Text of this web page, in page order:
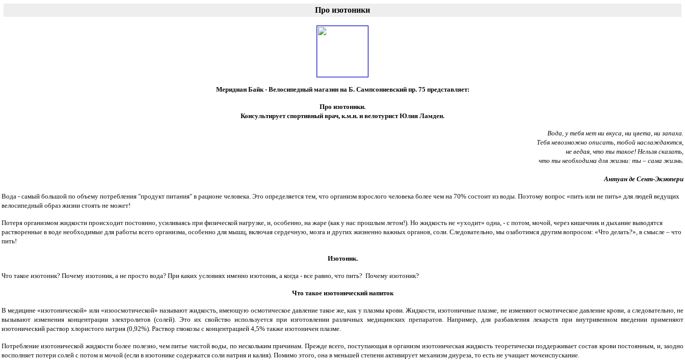
Про изотоники
Меридиан Байк - Велосипедный магазин на Б. Сампсониевский пр. 75 представляет:
Про изотоники.
Консультирует спортивный врач, к.м.н. и велотурист Юлия Ламден.
Вода, у тебя нет ни вкуса, ни цвета, ни запаха.
Тебя невозможно описать, тобой наслаждаются,
не ведая, что ты такое! Нельзя сказать,
что ты необходима для жизни: ты – сама жизнь.
Антуан де Сент-Экзюпери
Вода - самый большой по объему потребления "продукт питания" в рационе человека. Это определяется тем, что организм взрослого человека более чем на 70% состоит из воды. Поэтому вопрос «пить или не пить» для людей ведущих
велосипедный образ жизни стоять не может!
Потеря организмом жидкости происходит постоянно, усиливаясь при физической нагрузке, и, особенно, на жаре (как у нас прошлым летом!). Но жидкость не «уходит» одна, - с потом, мочой, через кишечник и дыхание выводятся
растворенные в воде необходимые для работы всего организма, особенно для мышц, включая сердечную, мозга и других жизненно важных органов, соли. Следовательно, мы озаботимся другим вопросом: «Что делать?», в смысле – что
пить!
Изотоник.
Что такое изотоник? Почему изотоник, а не просто вода? При каких условиях именно изотоник, а когда - все равно, что пить? Почему изотоник?
Что такое изотонический напиток
В медицине «изотонической» или «изоосмотической» называют жидкость, имеющую осмотическое давление такое же, как у плазмы крови. Жидкости, изотоничные плазме, не изменяют осмотическое давление крови, а следовательно, не
вызывают изменения концентрации электролитов (солей). Это их свойство используется при изготовлении различных медицинских препаратов. Например, для разбавления лекарств при внутривенном введении применяют
изотонический раствор хлористого натрия (0,92%). Раствор глюкозы с концентрацией 4,5% также изотоничен плазме.
Потребление изотонической жидкости более полезно, чем питье чистой воды, по нескольким причинам. Прежде всего, поступающая в организм изотоническая жидкость теоретически поддерживает состав крови постоянным, и, заодно
восполняет потери солей с потом и мочой (если в изотонике содержатся соли натрия и калия). Помимо этого, она в меньшей степени активирует механизм диуреза, то есть не учащает мочеиспускание.